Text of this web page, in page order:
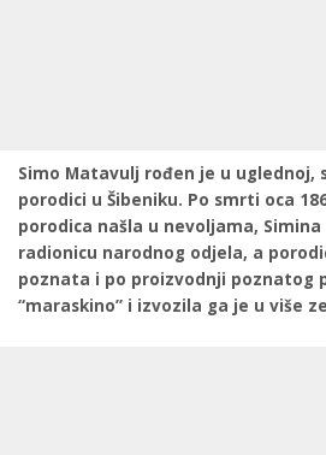
Simo Matavulj rođen je u uglednoj,
porodici u Šibeniku. Po smrti oca
porodica našla u nevoljama,
radionicu narodnog odjela, a
poznata i po proizvodnji poznatog
“maraskino” i izvozila ga je u više